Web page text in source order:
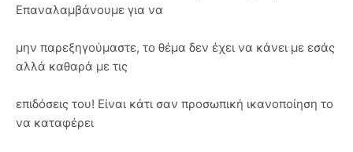
Επαναλαμβάνουμε για να
μην παρεξηγούμαστε, το θέμα δεν έχει να κάνει με εσάς
αλλά καθαρά με τις
επιδόσεις του! Είναι κάτι σαν προσωπική ικανοποίηση το
να καταφέρει